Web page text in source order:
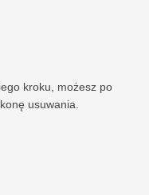
kroku, możesz po
usuwania.